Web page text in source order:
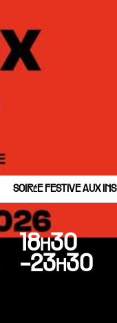
SOIRéE FESTIVE AUX
18h30
-23h30